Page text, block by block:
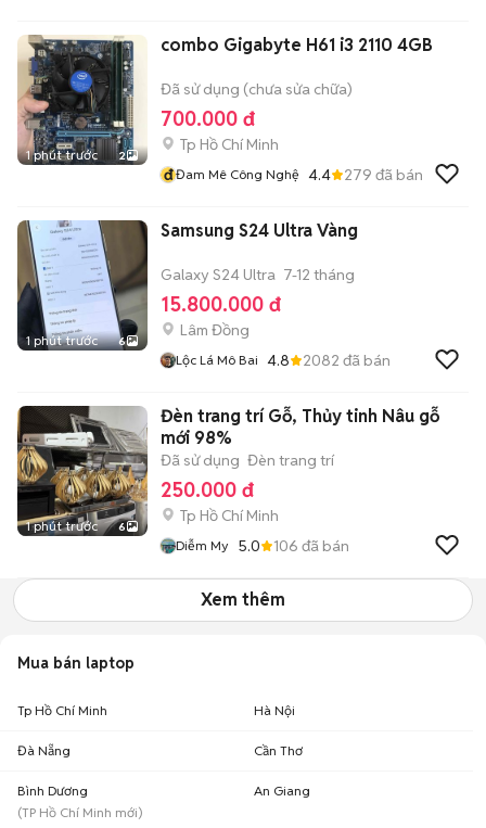
1 phút trước 2
combo Gigabyte H61 i3 2110 4GB
Đã sử dụng (chưa sửa chữa)
700.000 đ
Tp Hồ Chí Minh
đĐam Mê Công Nghệ 4.4 279 đã bán
1 phút trước 6
Samsung S24 Ultra Vàng
Galaxy S24 Ultra 7-12 tháng
15.800.000 đ
Lâm Đồng
Lộc Lá Mô Bai 4.8 2082 đã bán
1 phút trước 6
Đèn trang trí Gỗ, Thủy tinh Nâu gỗ
mới 98%
Đã sử dụng Đèn trang trí
250.000 đ
Tp Hồ Chí Minh
Diễm My 5.0 106 đã bán
Xem thêm
Mua bán laptop
Tp Hồ Chí Minh Hà Nội
Đà Nẵng Cần Thơ
Bình Dương
(TP Hồ Chí Minh mới)
An Giang